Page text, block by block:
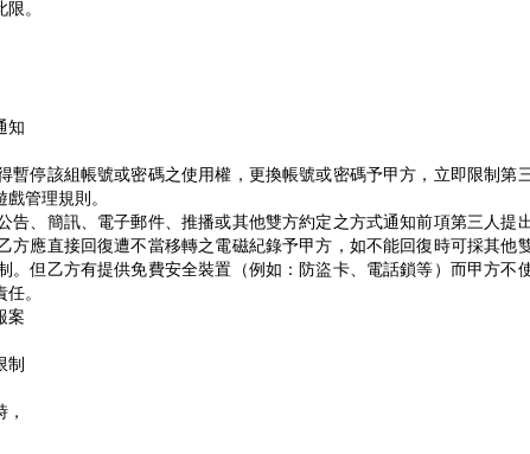
。
知
暫停該組帳號或密碼之使用權，更換帳號或密碼予甲方，立即限制第
管理規則。
告、簡訊、電子郵件、推播或其他雙方約定之方式通知前項第三人提
方應直接回復遭不當移轉之電磁紀錄予甲方，如不能回復時可採其他
。但乙方有提供免費安全裝置（例如：防盜卡、電話鎖等）而甲方不
。
案
制